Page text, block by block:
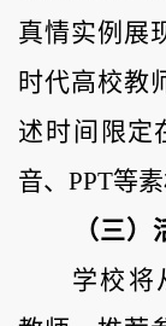
真情实例展
时代高校教
述时间 限定
音、 PPT等
（三
学校将